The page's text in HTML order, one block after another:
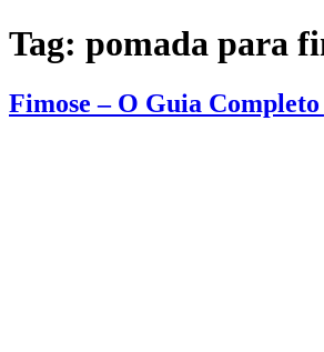
Tag: pomada para
Fimose – O Guia